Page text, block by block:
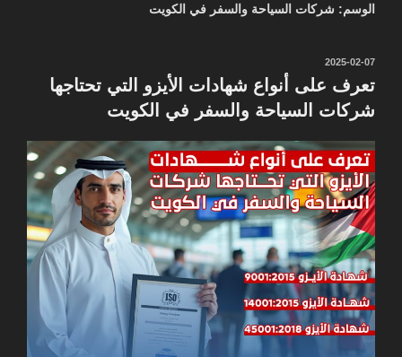
الوسم: شركات السياحة والسفر في الكويت
نُشر
2025-02-07
تعرف على أنواع شهادات الأيزو التي تحتاجها
شركات السياحة والسفر في الكويت